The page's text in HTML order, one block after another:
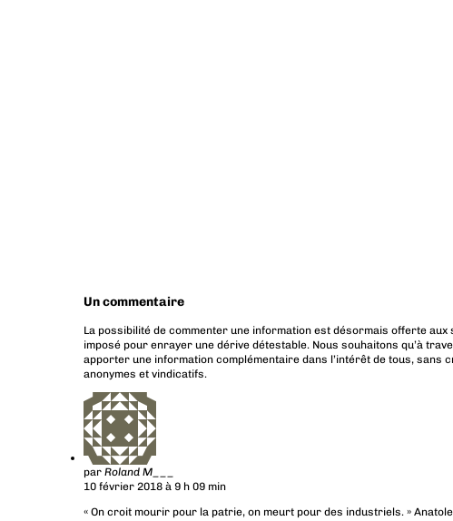
Un commentaire
La possibilité de commenter une information est désormais offerte aux
imposé pour enrayer une dérive détestable. Nous souhaitons qu’à
apporter une information complémentaire dans l’intérêt de tous,
anonymes et vindicatifs.
par Roland M___
10 février 2018 à 9 h 09 min
« On croit mourir pour la patrie, on meurt pour des industriels. »